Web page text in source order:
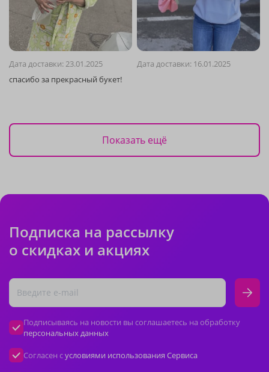
Дата доставки: 23.01.2025 Дата доставки: 16.01.2025
Показать ещё
Подписка на рассылку
о скидках и акциях
Подписываясь на новости вы соглашаетесь на обработку
персональных данных
Согласен сусловиями использования Сервиса